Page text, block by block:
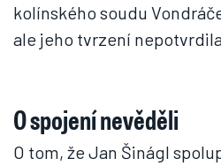
kolínského soudu
ale jeho tvrzení
O spojení nevěděli
O tom, že Jan Šinágl